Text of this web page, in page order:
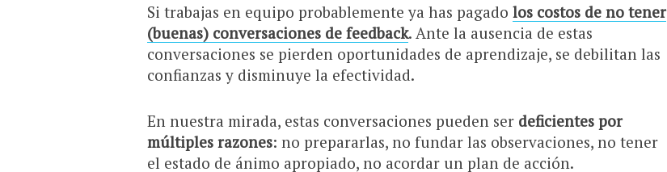
Si trabajas en equipo probablemente ya has pagado los costos de no tener
(buenas) conversaciones de feedback. Ante la ausencia de estas
conversaciones se pierden oportunidades de aprendizaje, se debilitan las
confianzas y disminuye la efectividad.
En nuestra mirada, estas conversaciones pueden ser deficientes por
múltiples razones: no prepararlas, no fundar las observaciones, no tener
el estado de ánimo apropiado, no acordar un plan de acción.